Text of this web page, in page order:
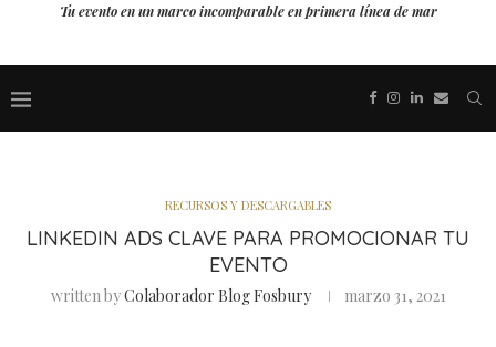
Tu evento en un marco incomparable en primera línea de mar
RECURSOS Y DESCARGABLES
LINKEDIN ADS CLAVE PARA PROMOCIONAR TU
EVENTO
written byColaborador Blog Fosbury marzo 31, 2021